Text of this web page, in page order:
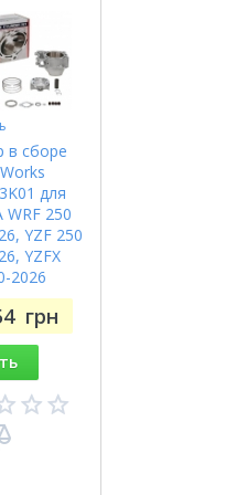
в сборе
для
WRF 250
YZF 250
YZFX
2026
грн